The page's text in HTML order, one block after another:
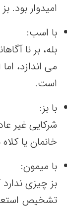
امیدوار بود.
با اسب:
بله، بر نا
می اندازد،
است.
با بز:
شرکایی غیر
خانمان یا
با میمون:
بز چیزی
تشخیص